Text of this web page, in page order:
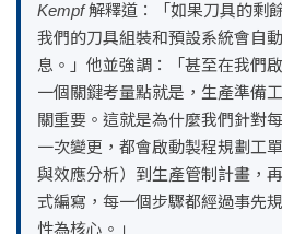
Kempf 解釋道：「如果刀具的剩
我們的刀具組裝和預設系統會自
息。」他並強調：「甚至在我們
一個關鍵考量點就是，生產準備
關重要。這就是為什麼我們針對
一次變更，都會啟動製程規劃工
與效應分析）到生產管制計畫，
式編寫，每一個步驟都經過事先
性為核心。」